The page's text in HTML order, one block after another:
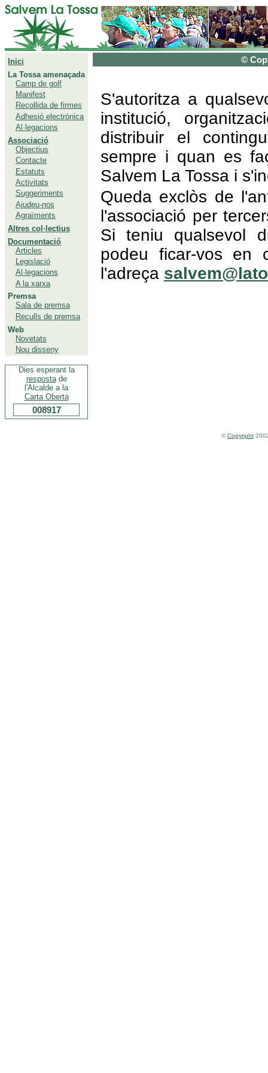
Inici
La Tossa amenaçada
Camp de golf
Manifest
Recollida de firmes
Adhesió electrònica
Al·legacions
Associació
Objectius
Contacte
Estatuts
Activitats
Suggeriments
Ajudeu-nos
Agraïments
Altres col·lectius
Documentació
Articles
Legislació
Al·legacions
A la xarxa
Premsa
Sala de premsa
Reculls de premsa
Web
Novetats
Nou disseny
Dies esperant la
respostade
l'Alcalde a la
Carta Oberta
008917
©
S'autoritza a
institució,
distribuir el
sempre i quan es
Salvem La Tossa i
Queda exclòs de
l'associació per
Si teniu qualsevol
podeu ficar-vos en
l'adreça
©Copyright